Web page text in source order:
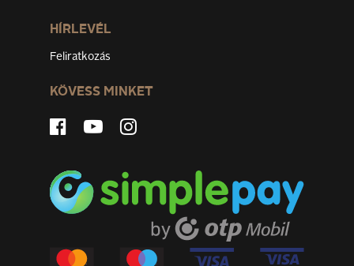
HÍRLEVÉL
Feliratkozás
KÖVESS MINKET